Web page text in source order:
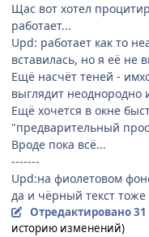
Щас вот хотел
работает...
Upd: работает как то
вставилась, но я её не
Ещё насчёт теней -
выглядит неоднородно
Ещё хочется в окне
"предварительный
Вроде пока всё...
-------
Upd:на фиолетовом
да и чёрный текст
Отредактировано31
историю изменений)